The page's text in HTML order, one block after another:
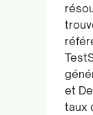
et
taux